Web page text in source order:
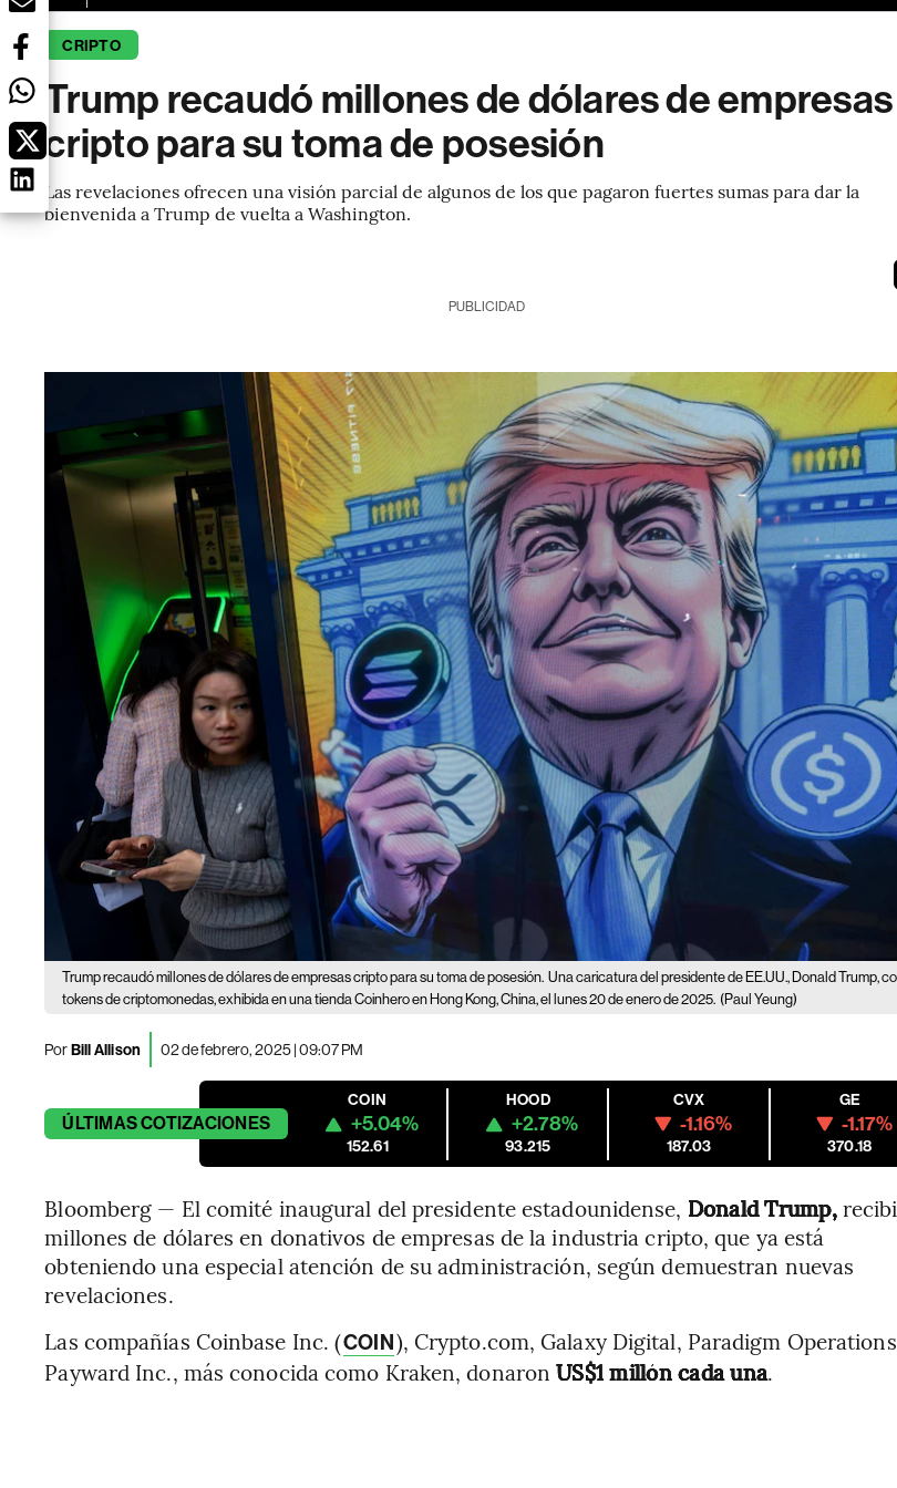
CRIPTO
Trump recaudó millones de dólares de empresas
cripto para su toma de posesión
Las revelaciones ofrecen una visión parcial de algunos de los que pagaron fuertes sumas para dar la
bienvenida a Trump de vuelta a Washington.
PUBLICIDAD
Trump recaudó millones de dólares de empresas cripto para su toma de posesión. Una caricatura del presidente de EE.UU., Donald Trump,
tokens de criptomonedas, exhibida en una tienda Coinhero en Hong Kong, China, el lunes 20 de enero de 2025. (Paul Yeung)
PorBill Allison 02 de febrero, 2025 | 09:07 PM
ÚLTIMASCOTIZACIONES
COIN
+5.04%
152.61
HOOD
+2.78%
93.215
CVX
-1.16%
187.03
GE
-1.17%
370.18
Bloomberg — El comité inaugural del presidente estadounidense, Donald Trump,
millones de dólares en donativos de empresas de la industria cripto, que ya está
obteniendo una especial atención de su administración, según demuestran nuevas
revelaciones.
Las compañías Coinbase Inc. (COIN), Crypto.com, Galaxy Digital, Paradigm
Payward Inc., más conocida como Kraken, donaron US$1 millón cada una.